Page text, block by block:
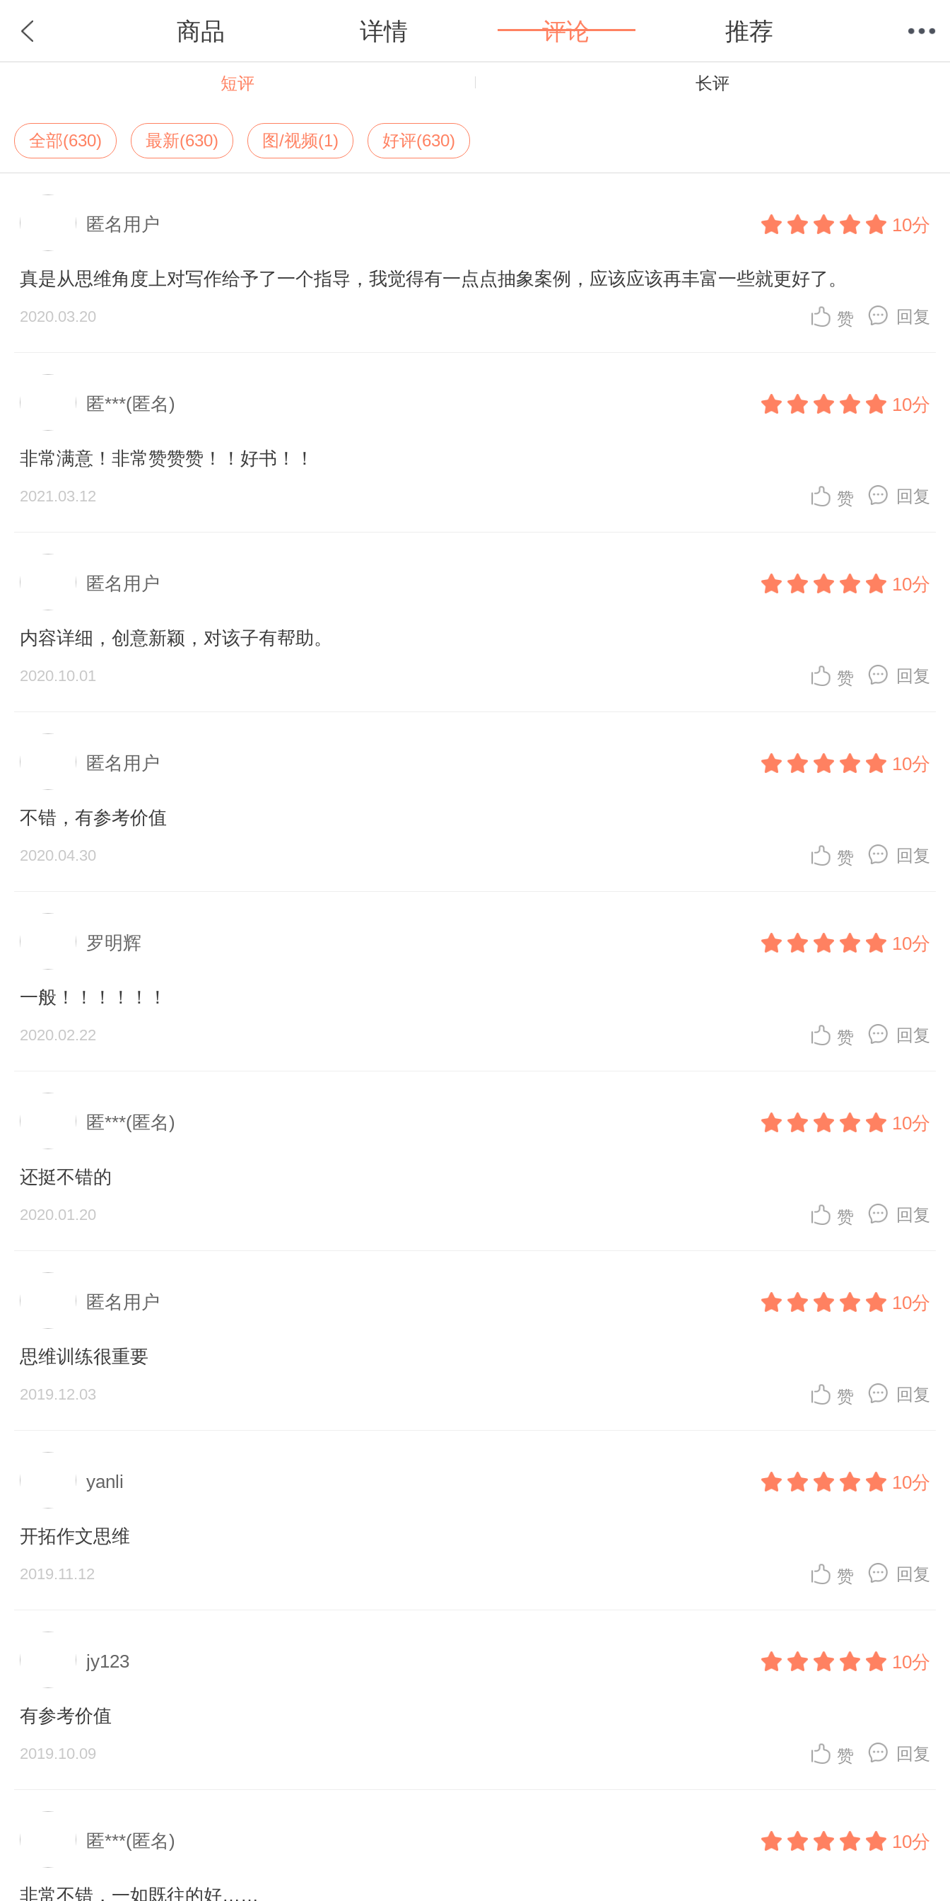
商品 详情 评论 推荐
短评 长评
全部(630) 最新(630) 图/视频(1) 好评(630)
匿名用户 10分
真是从思维角度上对写作给予了一个指导，我觉得有一点点抽象案例，应该应该再丰富一些就更好了。
2020.03.20 回复
赞
匿***(匿名) 10分
非常满意！非常赞赞赞！！好书！！
2021.03.12 回复
赞
匿名用户 10分
内容详细，创意新颖，对该子有帮助。
2020.10.01 回复
赞
匿名用户 10分
不错，有参考价值
2020.04.30 回复
赞
罗明辉 10分
一般！！！！！！
2020.02.22 回复
赞
匿***(匿名) 10分
还挺不错的
2020.01.20 回复
赞
匿名用户 10分
思维训练很重要
2019.12.03 回复
赞
yanli 10分
开拓作文思维
2019.11.12 回复
赞
jy123 10分
有参考价值
2019.10.09 回复
赞
匿***(匿名) 10分
非常不错，一如既往的好……